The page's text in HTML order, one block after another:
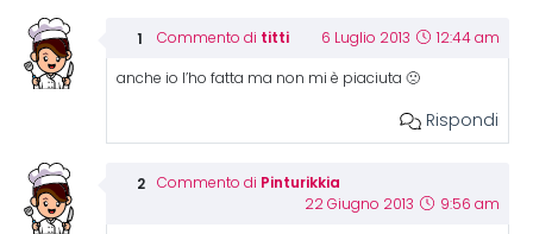
Commento di titti 6 Luglio 2013 12:44 am
anche io l’ho fatta ma non mi è piaciuta 🙁
Rispondi
Commento di Pinturikkia
22 Giugno 2013 9:56 am